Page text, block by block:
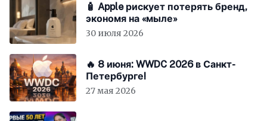
🧴 Apple рискует потерять бренд,
экономя на «мыле»
30 июля 2026
🔥 8 июня: WWDC 2026 в Санкт-
Петербурге!
27 мая 2026